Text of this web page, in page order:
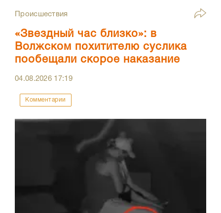
Происшествия
«Звездный час близко»: в
Волжском похитителю суслика
пообещали скорое наказание
04.08.2026 17:19
Комментарии